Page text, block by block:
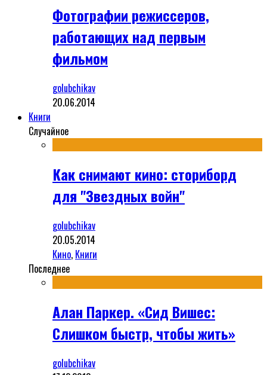
Фотографии режиссеров,
работающих над первым
фильмом
golubchikav
20.06.2014
Книги
Случайное
Как снимают кино: сториборд
для "Звездных войн"
golubchikav
20.05.2014
Кино, Книги
Последнее
Алан Паркер. «Сид Вишес:
Слишком быстр, чтобы жить»
golubchikav